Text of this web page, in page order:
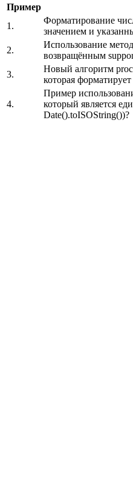
Пример
1.
Форматирование
значением и
2.
Использование
возвращённым
3.
Новый алгоритм
которая
4.
Пример
который является
Date().toISOString())?